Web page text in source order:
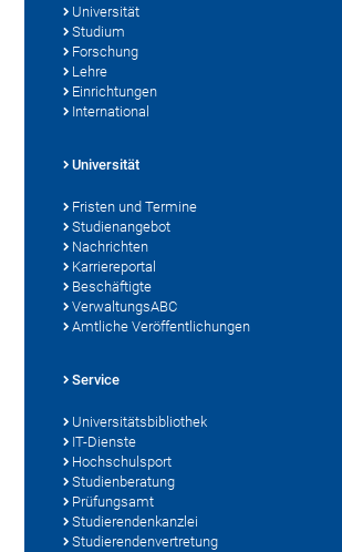
Universität
Studium
Forschung
Lehre
Einrichtungen
International
Universität
Fristen und Termine
Studienangebot
Nachrichten
Karriereportal
Beschäftigte
VerwaltungsABC
Amtliche Veröffentlichungen
Service
Universitätsbibliothek
IT-Dienste
Hochschulsport
Studienberatung
Prüfungsamt
Studierendenkanzlei
Studierendenvertretung